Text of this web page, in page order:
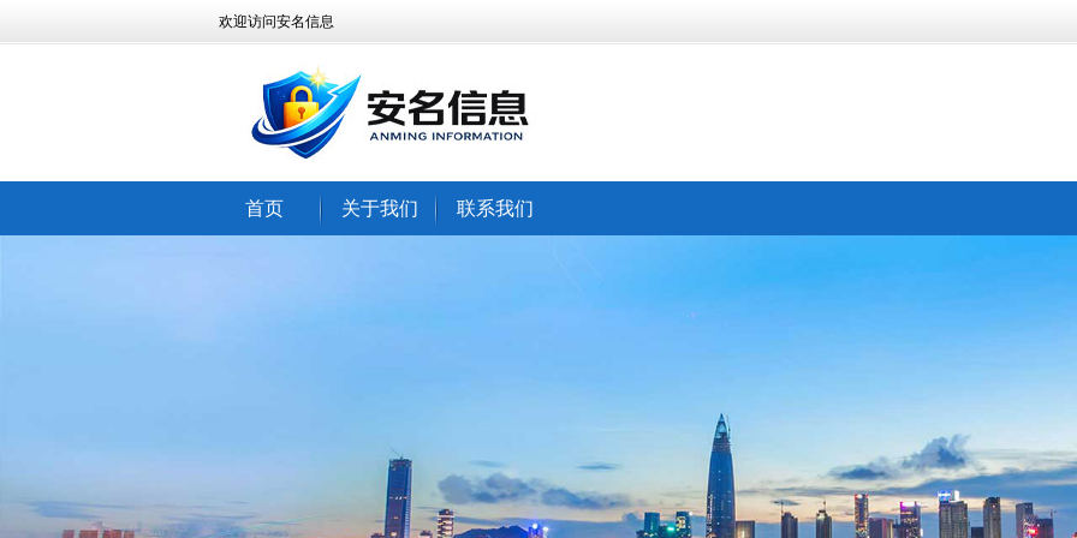
欢迎访问安名信息
首页 关于我们 联系我们